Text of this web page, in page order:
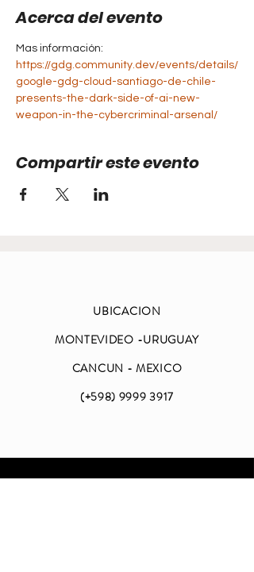
Acerca del evento
Mas información:
https://gdg.community.dev/events/details/
google-gdg-cloud-santiago-de-chile-
presents-the-dark-side-of-ai-new-
weapon-in-the-cybercriminal-arsenal/
Compartir este evento
UBICACION
MONTEVIDEO -URUGUAY
CANCUN - MEXICO
(+598) 9999 3917